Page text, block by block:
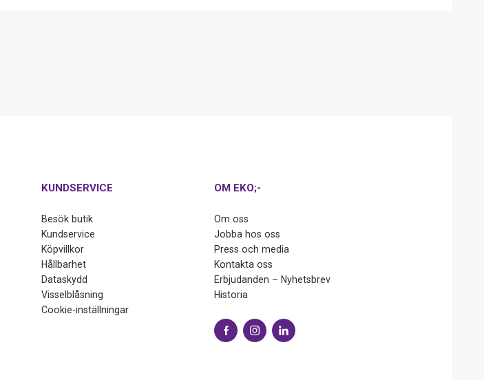
KUNDSERVICE
Besök butik
Kundservice
Köpvillkor
Hållbarhet
Dataskydd
Visselblåsning
Cookie-inställningar
OM EKO;-
Om oss
Jobba hos oss
Press och media
Kontakta oss
Erbjudanden – Nyhetsbrev
Historia